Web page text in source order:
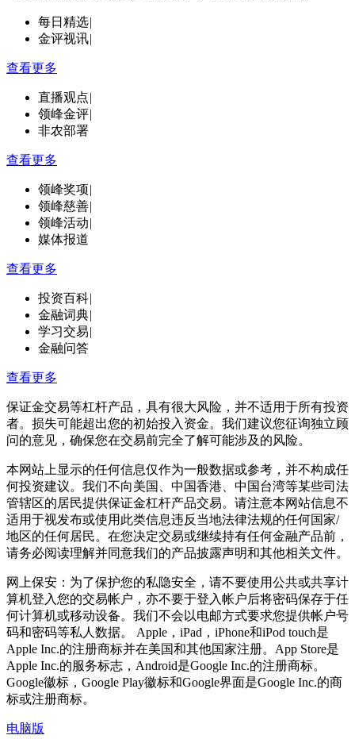
每日精选|
金评视讯|
查看更多
直播观点|
领峰金评|
非农部署
查看更多
领峰奖项|
领峰慈善|
领峰活动|
媒体报道
查看更多
投资百科|
金融词典|
学习交易|
金融问答
查看更多
保证金交易等杠杆产品，具有很大风险，并不适用于所有投资
者。损失可能超出您的初始投入资金。我们建议您征询独立顾
问的意见，确保您在交易前完全了解可能涉及的风险。
本网站上显示的任何信息仅作为一般数据或参考，并不构成任
何投资建议。我们不向美国、中国香港、中国台湾等某些司法
管辖区的居民提供保证金杠杆产品交易。请注意本网站信息不
适用于视发布或使用此类信息违反当地法律法规的任何国家/
地区的任何居民。在您决定交易或继续持有任何金融产品前，
请务必阅读理解并同意我们的产品披露声明和其他相关文件。
网上保安：为了保护您的私隐安全，请不要使用公共或共享计
算机登入您的交易帐户，亦不要于登入帐户后将密码保存于任
何计算机或移动设备。我们不会以电邮方式要求您提供帐户号
码和密码等私人数据。 Apple，iPad，iPhone和iPod touch是
Apple Inc.的注册商标并在美国和其他国家注册。App Store是
Apple Inc.的服务标志，Android是Google Inc.的注册商标。
Google徽标，Google Play徽标和Google界面是Google Inc.的商
标或注册商标。
电脑版